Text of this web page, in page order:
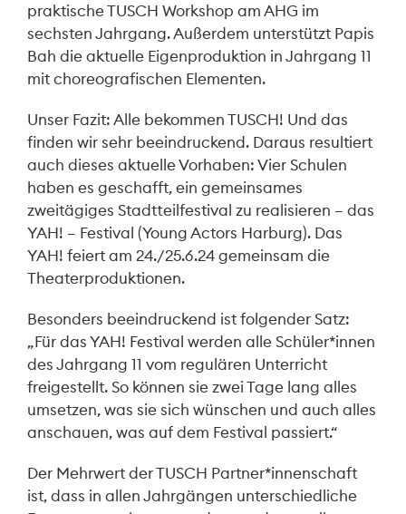
praktische TUSCH Workshop am AHG im
sechsten Jahrgang. Außerdem unterstützt Papis
Bah die aktuelle Eigenproduktion in Jahrgang 11
mit choreografischen Elementen.
Unser Fazit: Alle bekommen TUSCH! Und das
finden wir sehr beeindruckend. Daraus resultiert
auch dieses aktuelle Vorhaben: Vier Schulen
haben es geschafft, ein gemeinsames
zweitägiges Stadtteilfestival zu realisieren – das
YAH! – Festival (Young Actors Harburg). Das
YAH! feiert am 24./25.6.24 gemeinsam die
Theaterproduktionen.
Besonders beeindruckend ist folgender Satz:
„Für das YAH! Festival werden alle Schüler*innen
des Jahrgang 11 vom regulären Unterricht
freigestellt. So können sie zwei Tage lang alles
umsetzen, was sie sich wünschen und auch alles
anschauen, was auf dem Festival passiert.“
Der Mehrwert der TUSCH Partner*innenschaft
ist, dass in allen Jahrgängen unterschiedliche